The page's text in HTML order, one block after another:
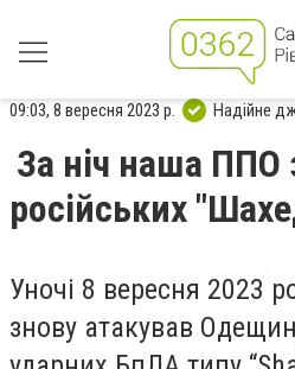
09:03, 8 вересня 2023 р. Надійне
За ніч наша
російських
Уночі 8 вересня 2023
знову атакував